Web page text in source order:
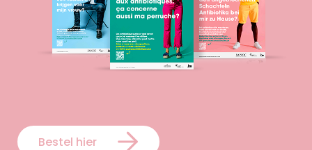
Bestel hier